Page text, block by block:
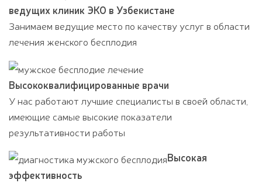
ведущих клиник ЭКО в Узбекистане
Занимаем ведущие место по качеству услуг в области
лечения женского бесплодия
Высококвалифицированные врачи
У нас работают лучшие специалисты в своей области,
имеющие самые высокие показатели
результативности работы
Высокая
эффективность